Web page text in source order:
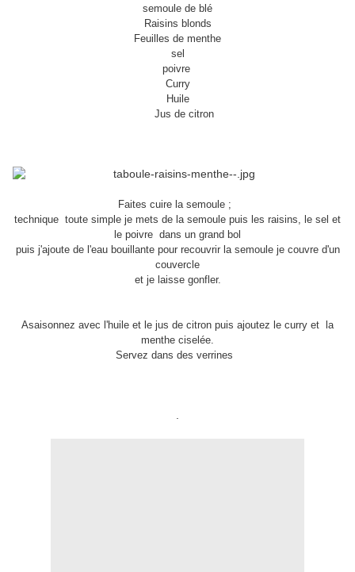
semoule de blé
Raisins blonds
Feuilles de menthe
sel
poivre
Curry
Huile
Jus de citron
Faites cuire la semoule ;
technique toute simple je mets de la semoule puis les raisins, le sel et
le poivre dans un grand bol
puis j'ajoute de l'eau bouillante pour recouvrir la semoule je couvre d'un
couvercle
et je laisse gonfler.
Asaisonnez avec l'huile et le jus de citron puis ajoutez le curry et la
menthe ciselée.
Servez dans des verrines